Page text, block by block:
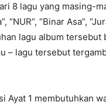
8 lagu yang masing-
“NUR”, “Binar Asa”,
lagu album
– lagu tersebut
Ayat 1 membutuhkan